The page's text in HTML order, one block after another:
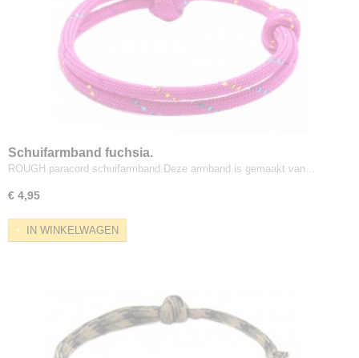
Schuifarmband fuchsia.
ROUGH paracord schuifarmband.Deze armband is gemaakt van…
€ 4,95
IN WINKELWAGEN